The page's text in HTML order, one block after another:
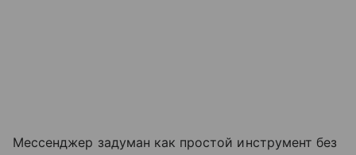
Мессенджер задуман как простой инструмент без